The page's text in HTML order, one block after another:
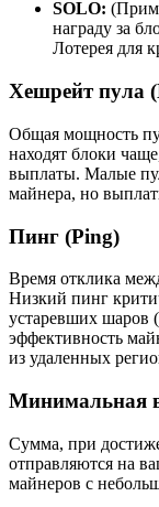
SOLO:
награду за
Лотерея для
Хешрейт пула
Общая мощность
находят блоки
выплаты. Малые
майнера, но
Пинг (Ping)
Время отклика
Низкий пинг
устаревших шаров
эффективность
из удаленных
Минимальная
Сумма, при
отправляются на
майнеров с